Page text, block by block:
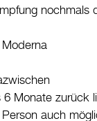
nochmals
Monate zurück
auch